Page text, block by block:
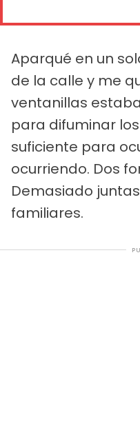
Aparqué en un
de la calle y me
ventanillas
para difuminar
suficiente para
ocurriendo. Dos
Demasiado
familiares.